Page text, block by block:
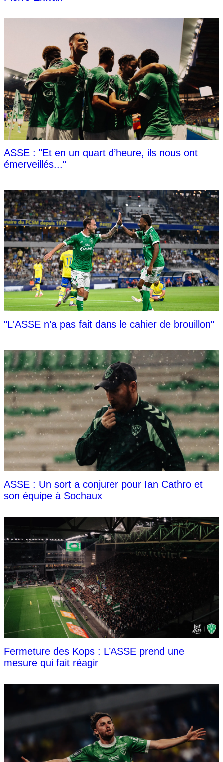
ASSE : "Et en un quart d’heure, ils nous ont
émerveillés..."
"L'ASSE n’a pas fait dans le cahier de brouillon"
ASSE : Un sort a conjurer pour Ian Cathro et
son équipe à Sochaux
Fermeture des Kops : L’ASSE prend une
mesure qui fait réagir